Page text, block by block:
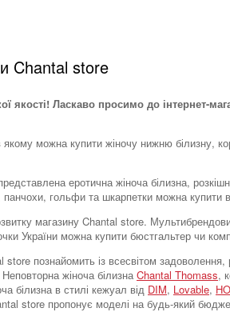
Chantal store
якості! Ласкаво просимо до інтернет-
можна купити жіночу нижню білизну,
​​еротична жіноча білизна,
панчохи, гольфи та шкарпетки можна купити
магазину Chantal store.
України можна купити бюстгальтер чи
store познайомить із всесвітом
жіноча білизнаChantal Thomass,
білизна в стилі кежуал від DIM, Lovable,
store пропонує моделі на будь-який